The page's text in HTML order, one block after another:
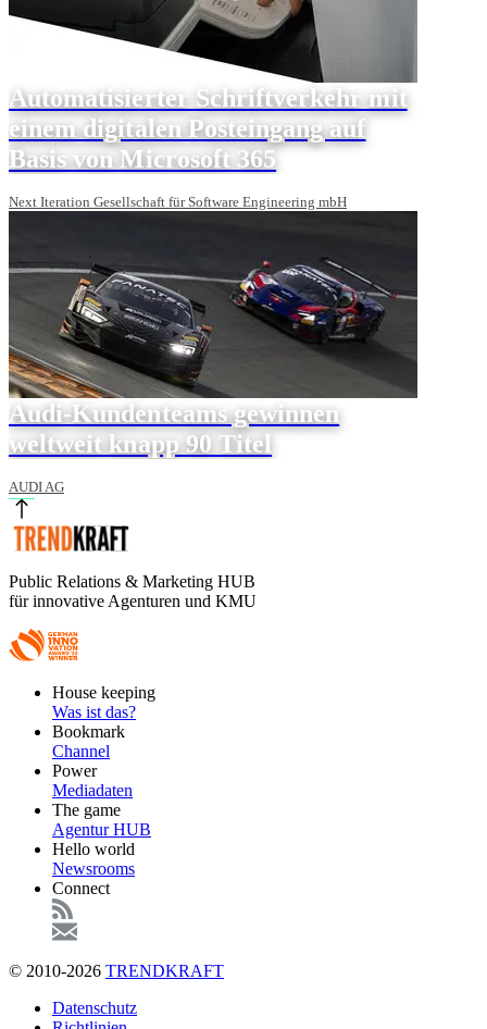
Automatisierter Schriftverkehr mit
einem digitalen Posteingang auf
Basis von Microsoft 365
Next Iteration Gesellschaft für Software Engineering mbH
Audi-Kundenteams gewinnen
weltweit knapp 90 Titel
AUDI AG
Public Relations & Marketing HUB
für innovative Agenturen und KMU
FooterHouse keeping
Was ist das?
Bookmark
Channel
Power
Mediadaten
The game
Agentur HUB
Hello world
Newsrooms
Connect
© 2010-2026 TRENDKRAFT
FußzeileDatenschutz